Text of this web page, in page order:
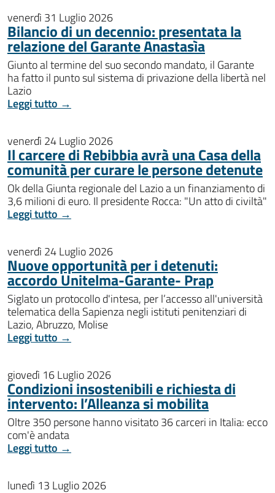
venerdì 31 Luglio 2026
Bilancio di un decennio: presentata la
relazione del Garante Anastasìa
Giunto al termine del suo secondo mandato, il Garante
ha fatto il punto sul sistema di privazione della libertà nel
Lazio
Leggi tutto →
venerdì 24 Luglio 2026
Il carcere di Rebibbia avrà una Casa della
comunità per curare le persone detenute
Ok della Giunta regionale del Lazio a un finanziamento di
3,6 milioni di euro. Il presidente Rocca: "Un atto di civiltà"
Leggi tutto →
venerdì 24 Luglio 2026
Nuove opportunità per i detenuti:
accordo Unitelma-Garante- Prap
Siglato un protocollo d'intesa, per l’accesso all'università
telematica della Sapienza negli istituti penitenziari di
Lazio, Abruzzo, Molise
Leggi tutto →
giovedì 16 Luglio 2026
Condizioni insostenibili e richiesta di
intervento: l’Alleanza si mobilita
Oltre 350 persone hanno visitato 36 carceri in Italia: ecco
com'è andata
Leggi tutto →
lunedì 13 Luglio 2026